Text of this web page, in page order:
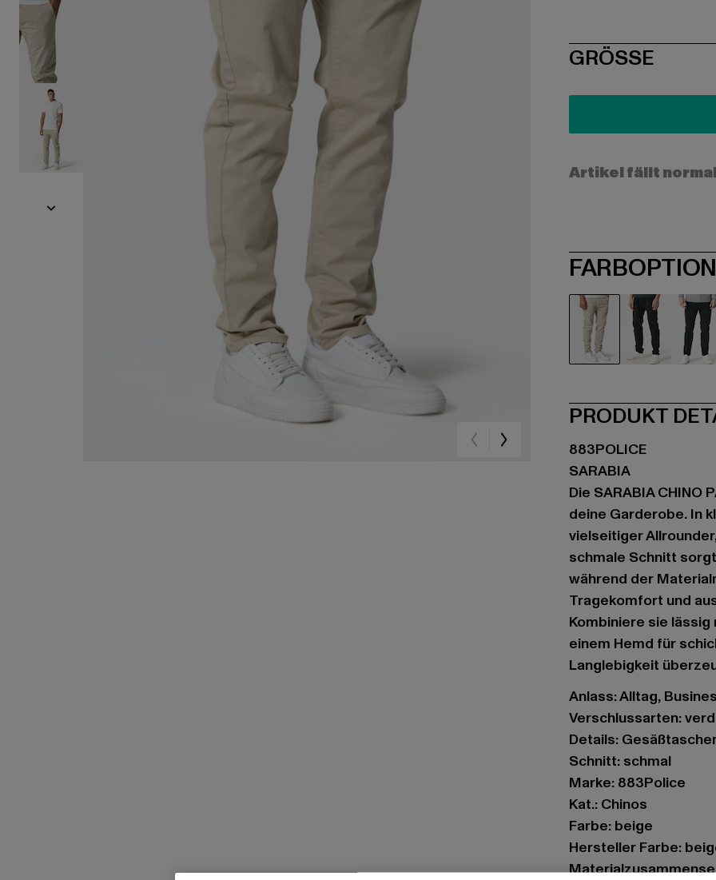
SIZE
GRÖSSE
Artikel fällt
PRODUKT
883POLICE
SARABIA
Die SARABIA CHINO
deine Garderobe. In
vielseitiger
schmale Schnitt
während der
Tragekomfort und
Kombiniere sie
einem Hemd für
Langlebigkeit
Anlass: Alltag,
Verschlussarten:
Details:
Schnitt: schmal
Marke: 883Police
Kat.: Chinos
Farbe: beige
Hersteller Farbe: